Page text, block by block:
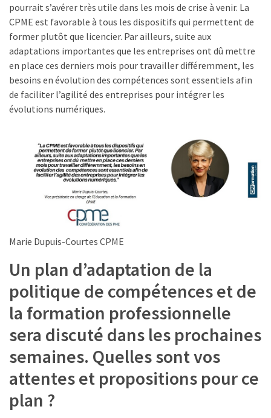
News
(1 096)
Agenda
(159)
Interviews
formation
Offre
formation
(32)
Certification
pourrait s’avérer très utile dans les mois de crise à venir. La
CPME est favorable à tous les dispositifs qui permettent de
former plutôt que licencier. Par ailleurs, suite aux
adaptations importantes que les entreprises ont dû mettre
en place ces derniers mois pour travailler différemment, les
besoins en évolution des compétences sont essentiels afin
de faciliter l’agilité des entreprises pour intégrer les
évolutions numériques.
Marie Dupuis-Courtes CPME
Un plan d’adaptation de la
politique de compétences et de
la formation professionnelle
sera discuté dans les prochaines
semaines. Quelles sont vos
attentes et propositions pour ce
plan ?